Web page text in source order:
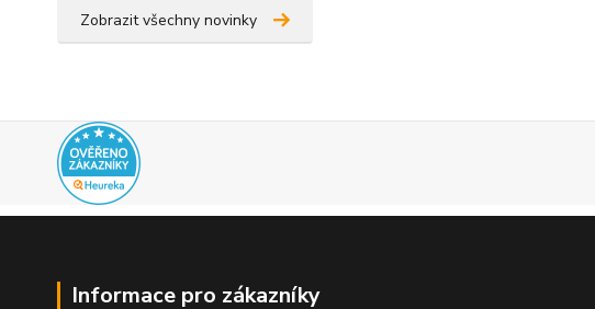
Zobrazit všechny novinky
Informace pro zákazníky